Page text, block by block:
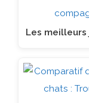
Les meilleurs